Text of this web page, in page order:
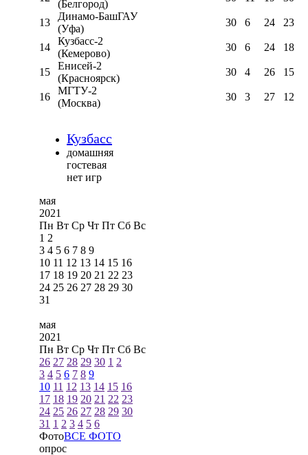
(Белгород)
13
Динамо-БашГАУ
(Уфа)
30 6 24 23
14
Кузбасс-2
(Кемерово)
30 6 24 18
15
Енисей-2
(Красноярск)
30 4 26 15
16
МГТУ-2
(Москва)
30 3 27 12
Кузбасс
домашняя
гостевая
нет игр
мая
2021
Пн Вт Ср Чт Пт Сб Вс
1 2
3 4 5 6 7 8 9
10 11 12 13 14 15 16
17 18 19 20 21 22 23
24 25 26 27 28 29 30
31
мая
2021
Пн Вт Ср Чт Пт Сб Вс
26 27 28 29 30 1 2
3 4 5 6 7 8 9
10 11 12 13 14 15 16
17 18 19 20 21 22 23
24 25 26 27 28 29 30
31 1 2 3 4 5 6
ФотоВСЕ ФОТО
опрос